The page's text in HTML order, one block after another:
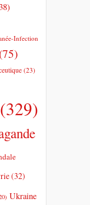
Infection
(75)
(23)
(329)
(32)
Ukraine